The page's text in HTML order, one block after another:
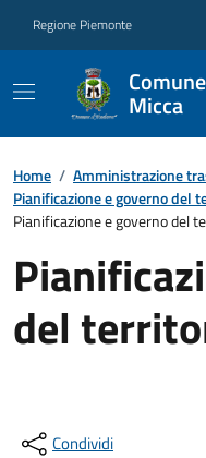
Regione Piemonte
Micca
Home / Amministrazione
Pianificazione e governo del
Pianificazione e governo del
del
Condividi